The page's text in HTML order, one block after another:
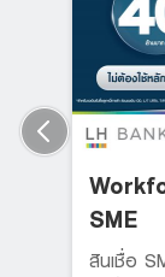
SME
สินเชื่อ